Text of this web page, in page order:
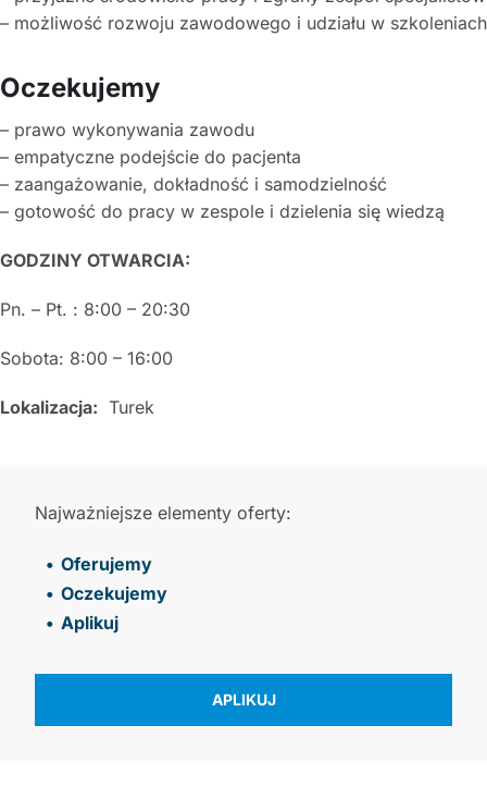
– możliwość rozwoju zawodowego i udziału w szkoleniach
Oczekujemy
– prawo wykonywania zawodu
– empatyczne podejście do pacjenta
– zaangażowanie, dokładność i samodzielność
– gotowość do pracy w zespole i dzielenia się wiedzą
GODZINY OTWARCIA:
Pn. – Pt. : 8:00 – 20:30
Sobota: 8:00 – 16:00
Lokalizacja: Turek
Najważniejsze elementy oferty:
Oferujemy
Oczekujemy
Aplikuj
APLIKUJ